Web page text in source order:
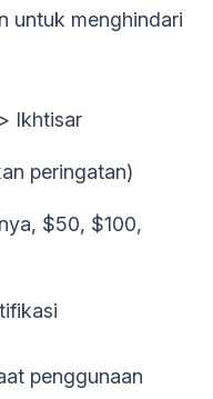
untuk menghindari
Ikhtisar
peringatan)
$50, $100,
penggunaan